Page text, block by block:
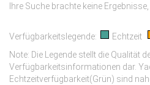
Ihre Suche brachte keine
Verfügbarkeitslegende: Echtzeit
Note: Die Legende stellt die Qualität
Verfügbarkeitsinformationen dar.
Echtzeitverfügbarkeit(Grün) sind